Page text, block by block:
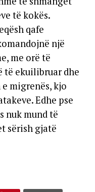
të kokës.
qafe
një
me orë të
të ekuilibruar dhe
migrenës, kjo
Edhe pse
nuk mund të
sërish gjatë